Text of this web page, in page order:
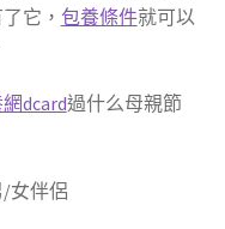
它， 包養條件就可以
dcard過什么母親節
女伴侶